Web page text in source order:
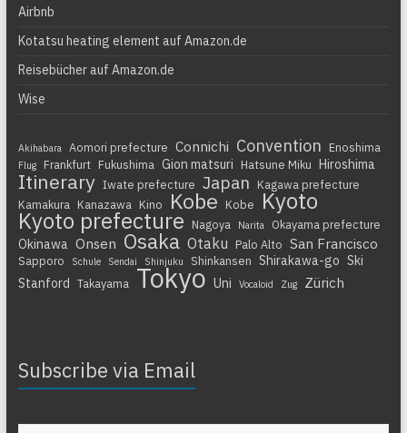
Airbnb
Kotatsu heating element auf Amazon.de
Reisebücher auf Amazon.de
Wise
Akihabara Aomori prefecture Connichi Convention Enoshima
Flug Frankfurt Fukushima Gion matsuri Hatsune Miku Hiroshima
Itinerary Iwate prefecture Japan
Kagawa prefecture
Kamakura
Kanazawa Kino Kobe Kobe Kyoto
Kyoto prefecture Nagoya Narita Okayama prefecture
Okinawa Onsen Osaka Otaku Palo Alto San Francisco
Sapporo Schule Sendai Shinjuku Shinkansen Shirakawa-go Ski
Stanford Takayama Tokyo Uni Vocaloid Zug Zürich
Subscribe via Email
Gib deine E-Mail-Adresse ein ...